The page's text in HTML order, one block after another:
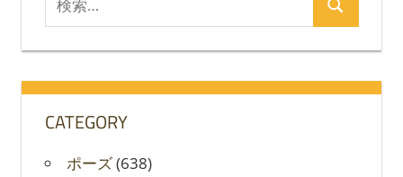
索
対
検
CATEGORY
ポーズ(638)